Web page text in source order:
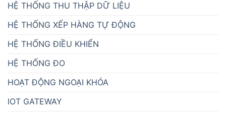
HỆ THỐNG THU THẬP DỮ LIỆU
HỆ THỐNG XẾP HÀNG TỰ ĐỘNG
HỆ THỐNG ĐIỀU KHIỂN
HỆ THỐNG ĐO
HOẠT ĐỘNG NGOẠI KHÓA
IOT GATEWAY